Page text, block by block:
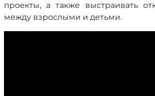
проекты, а также выстраивать
между взрослыми и детьми.